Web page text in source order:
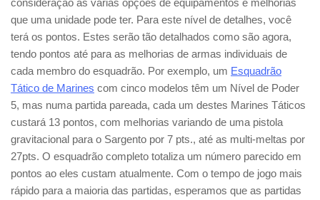
que uma unidade pode ter. Para este nível de detalhes, você
terá os pontos. Estes serão tão detalhados como são agora,
tendo pontos até para as melhorias de armas individuais de
cada membro do esquadrão. Por exemplo, um Esquadrão
Tático de Marines com cinco modelos têm um Nível de Poder
5, mas numa partida pareada, cada um destes Marines Táticos
custará 13 pontos, com melhorias variando de uma pistola
gravitacional para o Sargento por 7 pts., até as multi-meltas por
27pts. O esquadrão completo totaliza um número parecido em
pontos ao eles custam atualmente. Com o tempo de jogo mais
rápido para a maioria das partidas, esperamos que as partidas